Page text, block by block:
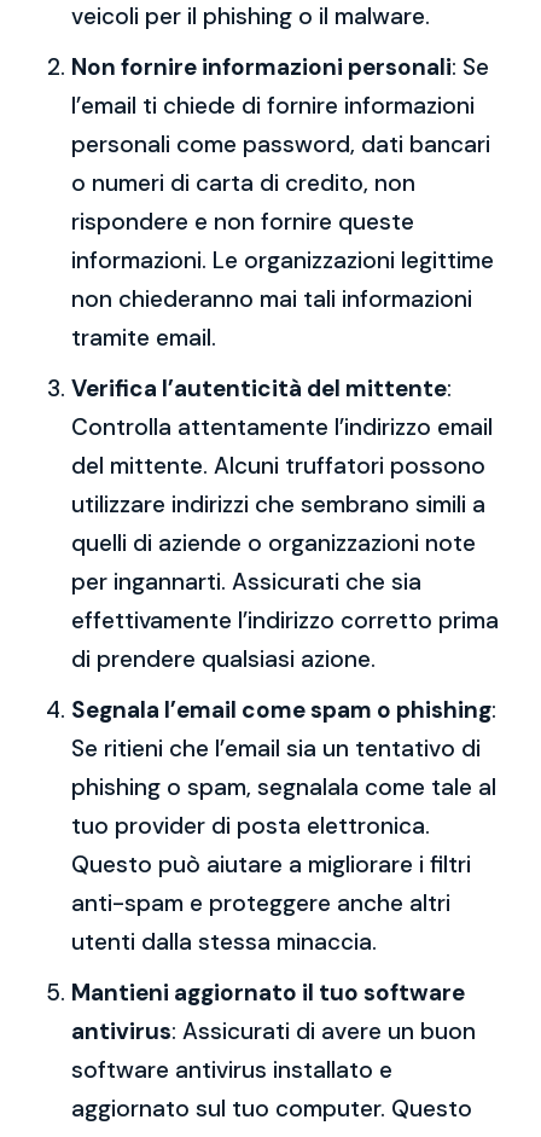
veicoli per il phishing o il malware.
Non fornire informazioni personali: Se
l’email ti chiede di fornire informazioni
personali come password, dati bancari
o numeri di carta di credito, non
rispondere e non fornire queste
informazioni. Le organizzazioni legittime
non chiederanno mai tali informazioni
tramite email.
Verifica l’autenticità del mittente:
Controlla attentamente l’indirizzo email
del mittente. Alcuni truffatori possono
utilizzare indirizzi che sembrano simili a
quelli di aziende o organizzazioni note
per ingannarti. Assicurati che sia
effettivamente l’indirizzo corretto prima
di prendere qualsiasi azione.
Segnala l’email come spam o phishing:
Se ritieni che l’email sia un tentativo di
phishing o spam, segnalala come tale al
tuo provider di posta elettronica.
Questo può aiutare a migliorare i filtri
anti-spam e proteggere anche altri
utenti dalla stessa minaccia.
Mantieni aggiornato il tuo software
antivirus: Assicurati di avere un buon
software antivirus installato e
aggiornato sul tuo computer. Questo